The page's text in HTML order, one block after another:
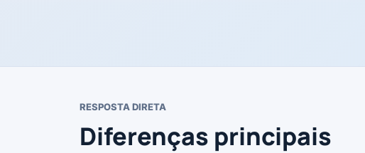
RESPOSTA DIRETA
Diferenças principais